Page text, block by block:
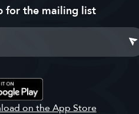
for the mailing list